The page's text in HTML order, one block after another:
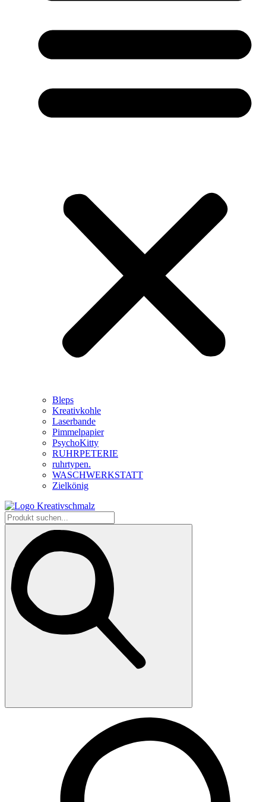
Bleps
Kreativkohle
Laserbande
Pimmelpapier
PsychoKitty
RUHRPETERIE
ruhrtypen.
WASCHWERKSTATT
Zielkönig
Produkt
suchen...